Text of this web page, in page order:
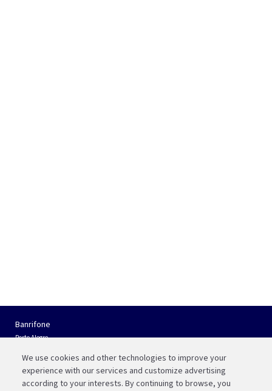
We use cookies and other technologies to improve your
experience with our services and customize advertising
according to your interests. By continuing to browse, you
Banrifone
Porto Alegre
(51) 3210 01 22
Interior do RS e Outros Estados
0800 541 88 55